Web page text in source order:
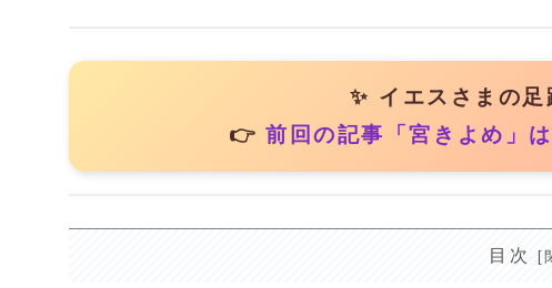
✨ イエスさまの
👉前回の記事「宮きよめ」
目次